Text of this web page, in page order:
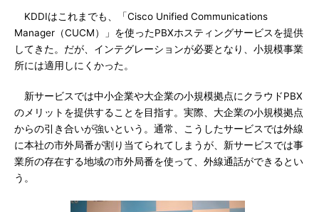
KDDIはこれまでも、「Cisco Unified Communications
Manager（CUCM）」を使ったPBXホスティングサービスを提供
してきた。だが、インテグレーションが必要となり、小規模事業
所には適用しにくかった。
新サービスでは中小企業や大企業の小規模拠点にクラウドPBX
のメリットを提供することを目指す。実際、大企業の小規模拠点
からの引き合いが強いという。通常、こうしたサービスでは外線
に本社の市外局番が割り当てられてしまうが、新サービスでは事
業所の存在する地域の市外局番を使って、外線通話ができるとい
う。